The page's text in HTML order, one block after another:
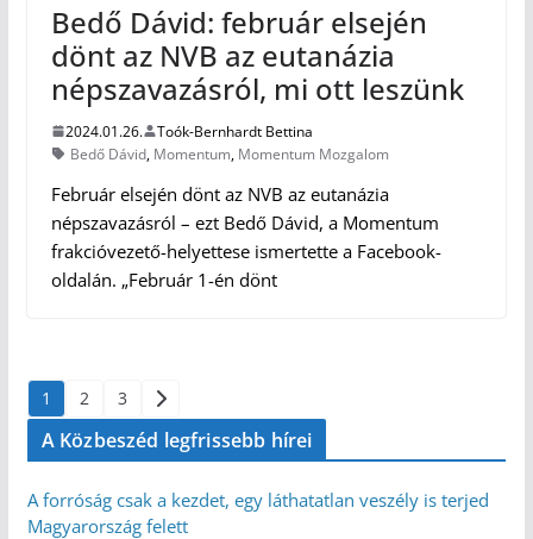
Bedő Dávid: február elsején
dönt az NVB az eutanázia
népszavazásról, mi ott leszünk
2024.01.26.
Toók-Bernhardt Bettina
Bedő Dávid, Momentum, Momentum Mozgalom
Február elsején dönt az NVB az eutanázia
népszavazásról – ezt Bedő Dávid, a Momentum
frakcióvezető-helyettese ismertette a Facebook-
oldalán. „Február 1-én dönt
Bejegyzések
lapozása
1 2 3
A Közbeszéd legfrissebb hírei
A forróság csak a kezdet, egy láthatatlan veszély is terjed
Magyarország felett